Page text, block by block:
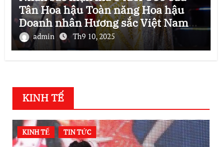
Tân Hoa hậu Toàn năng Hoa hậu
Doanh nhân Hương sắc Việt Nam
2025admin Th9 10, 2025
KINH TẾ
KINH TẾ TIN TỨC